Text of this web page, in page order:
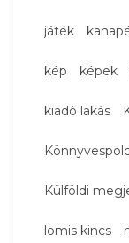
játék
kép képek
kiadó lakás
Külföldi
lomis kincs